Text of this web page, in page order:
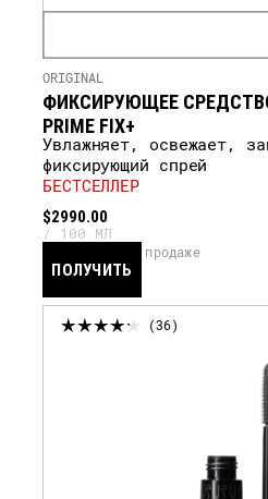
ORIGINAL
ФИКСИРУЮЩЕЕ СРЕДСТВО
PRIME FIX+
Увлажняет, освежает, закрепляет макияж,
фиксирующий спрей
БЕСТСЕЛЛЕР
$2990.00
100 МЛ
ПОЛУЧИТЬ
УВЕДОМЛЕНИЕ
скоро в продаже
36